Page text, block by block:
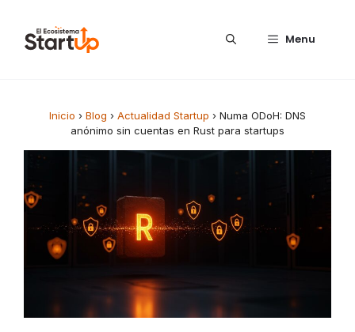
Menu
Inicio › Blog › Actualidad Startup › Numa ODoH: DNS
anónimo sin cuentas en Rust para startups